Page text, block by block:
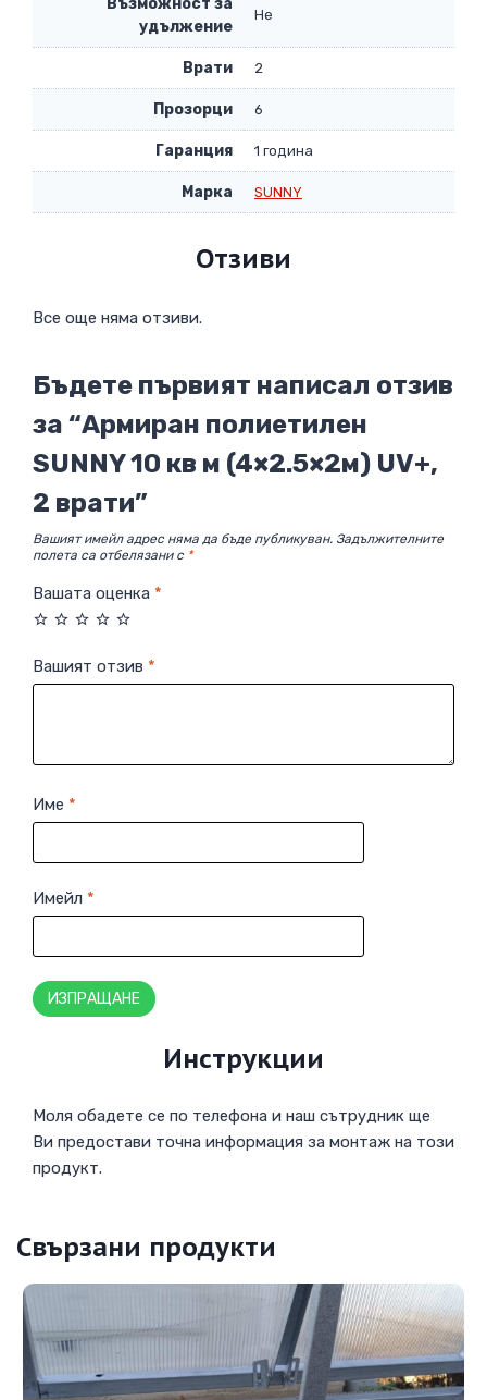
удължение
Не
Врати 2
Прозорци 6
Гаранция 1 година
Марка SUNNY
Отзиви
Все още няма отзиви.
Бъдете първият написал отзив
за “Армиран полиетилен
SUNNY 10 кв м (4×2.5×2м) UV+,
2 врати”
Вашият имейл адрес няма да бъде публикуван. Задължителните
полета са отбелязани с *
Вашата оценка *
Вашият отзив *
Име *
Имейл *
Инструкции
Моля обадете се по телефона и наш сътрудник ще
Ви предостави точна информация за монтаж на този
продукт.
Свързани продукти